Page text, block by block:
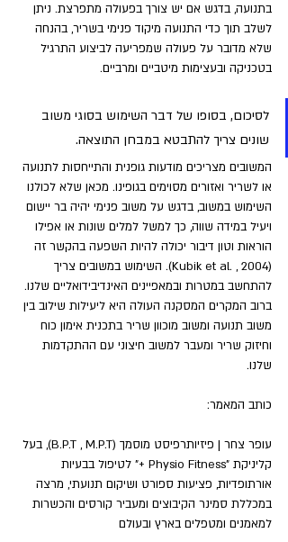
בתנועה, בדגש אם יש צורך בפעולה מתפרצת. ניתן
לשלב תוך כדי התנועה מיקוד פנימי בשריר, בהנחה
שלא מדובר על פעולה שמפריעה לביצוע התרגיל
בטכניקה ובעצימות מיטביים ומרביים.
לסיכום, בסופו של דבר השימוש בסוגי משוב
שונים צריך להתבטא במבחן התוצאה.
המשובים מצריכים מודעות גופנית והתייחסות לתנועה
או לשריר ואזורים מסוימים בגופינו. מכאן שלא לכולנו
השימוש במשוב, בדגש על משוב פנימי יהיה בר יישום
ויעיל במידה שווה, כך למשל למלים שונות או אפילו
הוראות וטון דיבור יכולה להיות השפעה בהקשר זה
(Kubik et al. , 2004). השימוש במשובים צריך
להתחשב במטרות ובמאפיינים האינדיבידואליים שלנו.
ברוב המקרים המסקנה העולה היא ליעילות שילוב בין
משוב תנועה ומשוב מוכוון שריר בתכנית אימון כוח
וחיזוק שריר ומעבר למשוב חיצוני עם ההתקדמות
שלנו.
כותב המאמר:
עופר צחר | פיזיותרפיסט מוסמך (B.P.T , M.P.T), בעל
קליניקת "Physio Fitness +" לטיפול בבעיות
אורתופדיות, פציעות ספורט ושיקום תנועתי, מרצה
במכללת סמינר הקיבוצים ומעביר קורסים והכשרות
למאמנים ומטפלים בארץ ובעולם